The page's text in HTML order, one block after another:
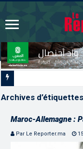
Archives
Maroc-Allemagne :
Par Le Reporter.ma